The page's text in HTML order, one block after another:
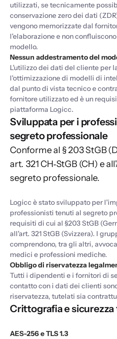
utilizzati, se tecnicamente
conservazione zero dei dati
vengono memorizzate dal
l'elaborazione e non
modello.
Nessun addestramento del
L'utilizzo dei dati del cliente per
l'ottimizzazione di modelli di
dal punto di vista tecnico e
fornitore utilizzato ed è un
piattaforma Logicc.
Sviluppata per i
segreto professionale
Conforme al § 203 StGB
art. 321 CH‑StGB (CH) e
segreto professionale.
Logicc è stato sviluppato per
professionisti tenuti al segreto
requisiti di cui al §203 StGB
all'art. 321 StGB (Svizzera). I
comprendono, tra gli altri,
medici e professioni mediche.
Obbligo di riservatezza
Tutti i dipendenti e i fornitori di
contatto con i dati dei clienti
riservatezza, tutelati sia
Crittografia e sicurezza
AES-256 e TLS 1.3